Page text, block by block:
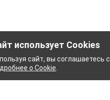
использует Cookies
сайт, вы соглашаетесь с
о Cookie